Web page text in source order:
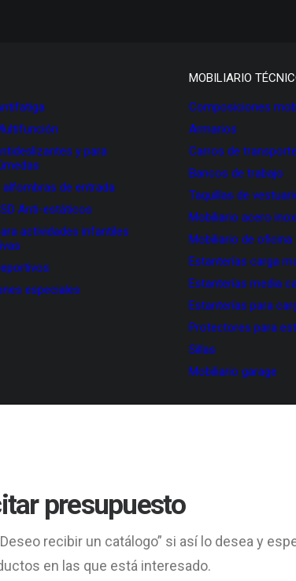
y para
alfombras de entrada
Anti-estáticos
actividades infantiles
especiales
MOBILIARIO
Composiciones
Armarios
Carros de transporte
Bancos de trabajo
Taquillas de
Mobiliario acero
Mobiliario de oficina
Estanterías carga
Estanterías media
Estanterías para
Protectores para
Sillas
Mobiliario garage
presupuesto
recibir un catálogo” si así lo desea y
en las que está interesado.